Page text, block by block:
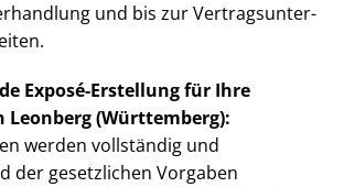
und bis zur Ver­trags­un­ter­
Exposé-Erstellung für Ihre
Leonberg (Württemberg):
werden vollständig und
der gesetzlichen Vorgaben